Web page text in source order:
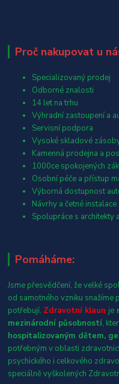
Proč nakupovat u
Specializovaný prodej
Odborné znalosti
14 let na trhu
Výhradní zastoupení a
Servisní podpora
Vysoké skladové
Kamenná prodejna a
1000ce spokojených
Osobní péče a přístup
Výborná dostupnost
Návrhy a četné instalace
Spolupráce s architekty
Pomáháme:
Jsme přesvědčení, že velké
od samotného vzniku
potřebují. Zdravotní klaun je
mezinárodní působností,
hospitalizovaným dětem,
potřebným v oblasti
psychického i celkového
speciálně vyškolených